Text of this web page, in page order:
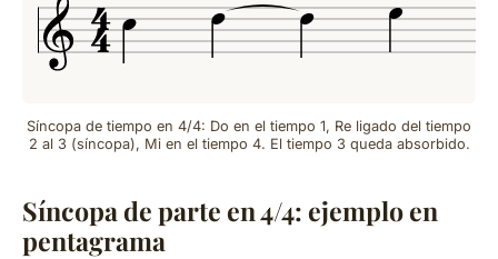
Síncopa de tiempo en 4/4: Do en el tiempo 1, Re ligado del tiempo
2 al 3 (síncopa), Mi en el tiempo 4. El tiempo 3 queda absorbido.
Síncopa de parte en 4/4: ejemplo en
pentagrama